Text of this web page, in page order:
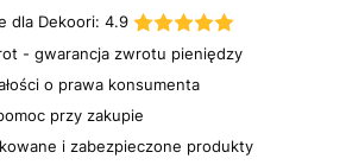
dla Dekoori: 4.9
- gwarancja zwrotu pieniędzy
o prawa konsumenta
przy zakupie
i zabezpieczone produkty